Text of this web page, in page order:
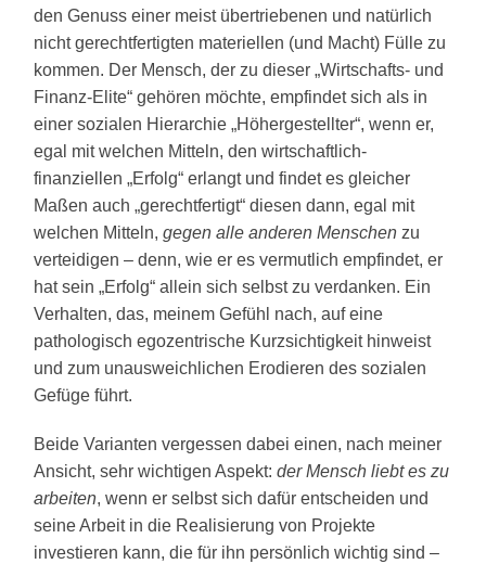
den Genuss einer meist übertriebenen und natürlich
nicht gerechtfertigten materiellen (und Macht) Fülle zu
kommen. Der Mensch, der zu dieser „Wirtschafts- und
Finanz-Elite“ gehören möchte, empfindet sich als in
einer sozialen Hierarchie „Höhergestellter“, wenn er,
egal mit welchen Mitteln, den wirtschaftlich-
finanziellen „Erfolg“ erlangt und findet es gleicher
Maßen auch „gerechtfertigt“ diesen dann, egal mit
welchen Mitteln,gegen alle anderen Menschen zu
verteidigen – denn, wie er es vermutlich empfindet, er
hat sein „Erfolg“ allein sich selbst zu verdanken. Ein
Verhalten, das, meinem Gefühl nach, auf eine
pathologisch egozentrische Kurzsichtigkeit hinweist
und zum unausweichlichen Erodieren des sozialen
Gefüge führt.
Beide Varianten vergessen dabei einen, nach meiner
Ansicht, sehr wichtigen Aspekt:der Mensch liebt es zu
arbeiten, wenn er selbst sich dafür entscheiden und
seine Arbeit in die Realisierung von Projekte
investieren kann, die für ihn persönlich wichtig sind –